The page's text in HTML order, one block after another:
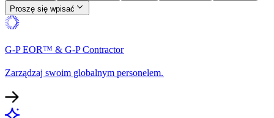
Proszę się wpisać​​
G-P EOR™ & G-P Contractor​​
Zarządzaj swoim globalnym personelem.​​